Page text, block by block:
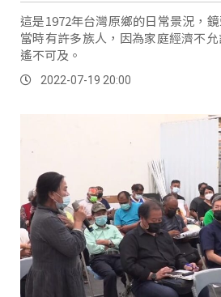
這是1972年台灣原鄉的日常景況，
當時有許多族人，因為家庭經濟不
遙不可及。
2022-07-19 20:00